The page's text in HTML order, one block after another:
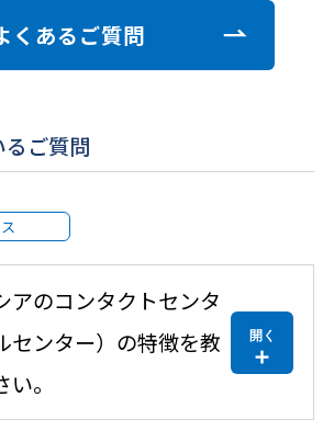
くあるご質問
ご質問
アのコンタクトセンタ
センター）の特徴を教
。